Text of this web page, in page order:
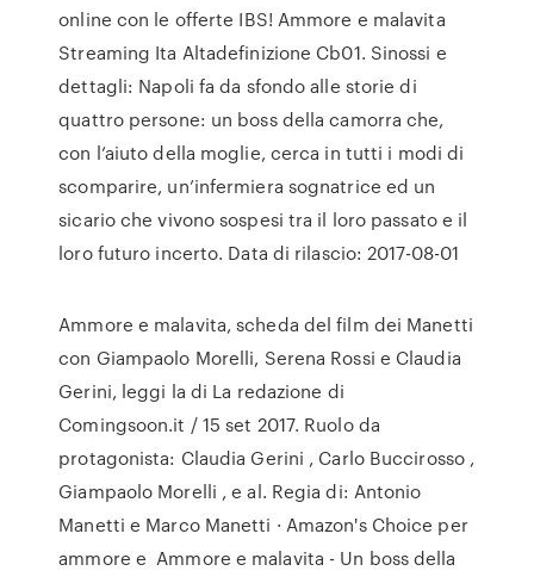
online con le offerte IBS! Ammore e malavita
Streaming Ita Altadefinizione Cb01. Sinossi e
dettagli: Napoli fa da sfondo alle storie di
quattro persone: un boss della camorra che,
con l’aiuto della moglie, cerca in tutti i modi di
scomparire, un’infermiera sognatrice ed un
sicario che vivono sospesi tra il loro passato e il
loro futuro incerto. Data di rilascio: 2017-08-01
Ammore e malavita, scheda del film dei Manetti
con Giampaolo Morelli, Serena Rossi e Claudia
Gerini, leggi la di La redazione di
Comingsoon.it / 15 set 2017. Ruolo da
protagonista: Claudia Gerini , Carlo Buccirosso ,
Giampaolo Morelli , e al. Regia di: Antonio
Manetti e Marco Manetti · Amazon's Choice per
ammore e Ammore e malavita - Un boss della